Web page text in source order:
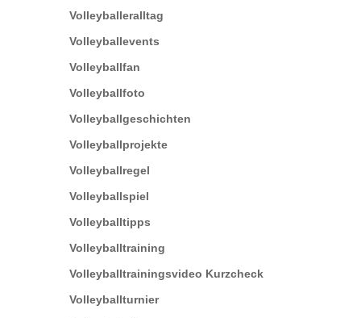
Volleyballeralltag
Volleyballevents
Volleyballfan
Volleyballfoto
Volleyballgeschichten
Volleyballprojekte
Volleyballregel
Volleyballspiel
Volleyballtipps
Volleyballtraining
Volleyballtrainingsvideo Kurzcheck
Volleyballturnier